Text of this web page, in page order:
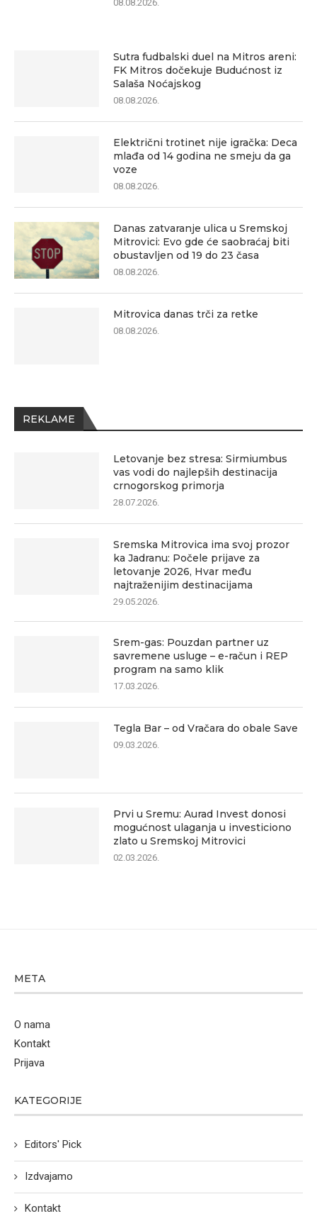
08.08.2026.
Sutra fudbalski duel na Mitros areni:
FK Mitros dočekuje Budućnost iz
Salaša Noćajskog
08.08.2026.
Električni trotinet nije igračka: Deca
mlađa od 14 godina ne smeju da ga
voze
08.08.2026.
Danas zatvaranje ulica u Sremskoj
Mitrovici: Evo gde će saobraćaj biti
obustavljen od 19 do 23 časa
08.08.2026.
Mitrovica danas trči za retke
08.08.2026.
REKLAME
Letovanje bez stresa: Sirmiumbus
vas vodi do najlepših destinacija
crnogorskog primorja
28.07.2026.
Sremska Mitrovica ima svoj prozor
ka Jadranu: Počele prijave za
letovanje 2026, Hvar među
najtraženijim destinacijama
29.05.2026.
Srem-gas: Pouzdan partner uz
savremene usluge – e-račun i REP
program na samo klik
17.03.2026.
Tegla Bar – od Vračara do obale Save
09.03.2026.
Prvi u Sremu: Aurad Invest donosi
mogućnost ulaganja u investiciono
zlato u Sremskoj Mitrovici
02.03.2026.
META
O nama
Kontakt
Prijava
KATEGORIJE
Editors' Pick
Izdvajamo
Kontakt